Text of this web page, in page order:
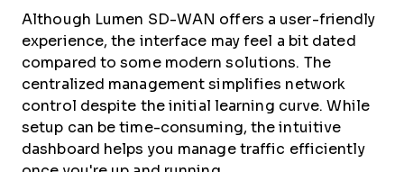
Although Lumen SD-WAN offers a user-friendly
experience, the interface may feel a bit dated
compared to some modern solutions. The
centralized management simplifies network
control despite the initial learning curve. While
setup can be time-consuming, the intuitive
dashboard helps you manage traffic efficiently